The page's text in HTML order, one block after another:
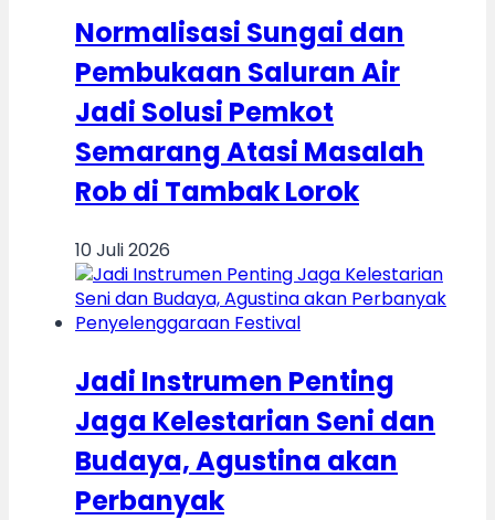
Normalisasi Sungai dan
Pembukaan Saluran Air
Jadi Solusi Pemkot
Semarang Atasi Masalah
Rob di Tambak Lorok
10 Juli 2026
Jadi Instrumen Penting
Jaga Kelestarian Seni dan
Budaya, Agustina akan
Perbanyak